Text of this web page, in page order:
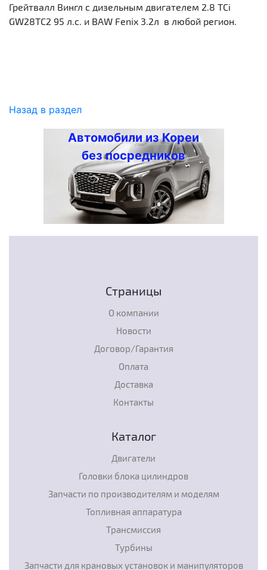
Грейтвалл Вингл с дизельным двигателем 2.8 TCi
GW28TC2 95 л.с. и BAW Fenix 3.2л в любой регион.
Назад в раздел
Автомобили из Кореи
без посредников
Страницы
О компании
Новости
Договор/Гарантия
Оплата
Доставка
Контакты
Каталог
Двигатели
Головки блока цилиндров
Запчасти по производителям и моделям
Топливная аппаратура
Трансмиссия
Турбины
Запчасти для крановых установок и манипуляторов